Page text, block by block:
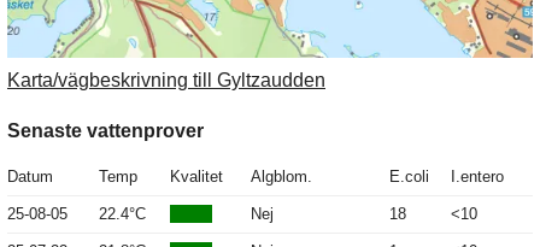
Karta/vägbeskrivning till Gyltzaudden
Senaste vattenprover
Datum Temp Kvalitet Algblom. E.coli I.entero
25-08-05 22.4°C Nej 18 <10